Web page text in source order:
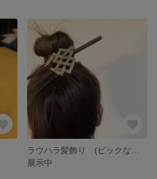
展示中